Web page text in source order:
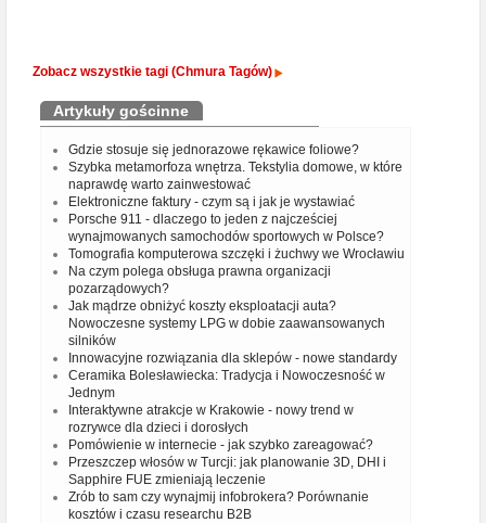
Zobacz wszystkie tagi (Chmura Tagów)
Artykuły gościnne
Gdzie stosuje się jednorazowe rękawice foliowe?
Szybka metamorfoza wnętrza. Tekstylia domowe, w które
naprawdę warto zainwestować
Elektroniczne faktury - czym są i jak je wystawiać
Porsche 911 - dlaczego to jeden z najcześciej
wynajmowanych samochodów sportowych w Polsce?
Tomografia komputerowa szczęki i żuchwy we Wrocławiu
Na czym polega obsługa prawna organizacji
pozarządowych?
Jak mądrze obniżyć koszty eksploatacji auta?
Nowoczesne systemy LPG w dobie zaawansowanych
silników
Innowacyjne rozwiązania dla sklepów - nowe standardy
Ceramika Bolesławiecka: Tradycja i Nowoczesność w
Jednym
Interaktywne atrakcje w Krakowie - nowy trend w
rozrywce dla dzieci i dorosłych
Pomówienie w internecie - jak szybko zareagować?
Przeszczep włosów w Turcji: jak planowanie 3D, DHI i
Sapphire FUE zmieniają leczenie
Zrób to sam czy wynajmij infobrokera? Porównanie
kosztów i czasu researchu B2B